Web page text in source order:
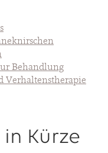
Behandlung
Verhaltenstherapie
Kürze